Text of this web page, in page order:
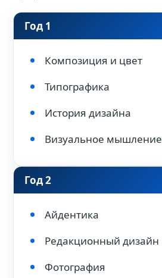
Год 1
Композиция и цвет
Типографика
История дизайна
Визуальное мышление
Год 2
Айдентика
Редакционный дизайн
Фотография